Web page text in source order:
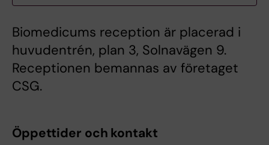
Biomedicums reception är placerad i
huvudentrén, plan 3, Solnavägen 9.
Receptionen bemannas av företaget
CSG.
Öppettider och kontakt